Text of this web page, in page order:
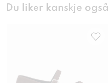
Du liker kanskje også